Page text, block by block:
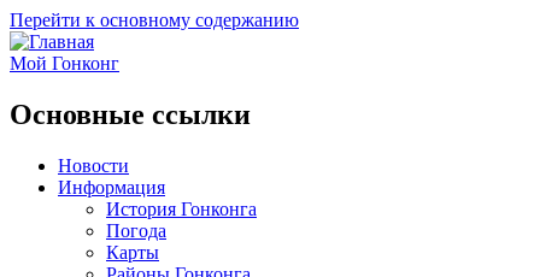
Перейти к основному содержанию
Мой Гонконг
Основные ссылки
Новости
Информация
История Гонконга
Погода
Карты